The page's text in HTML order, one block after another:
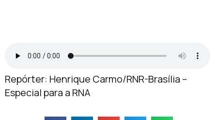
Repórter: Henrique Carmo/RNR-Brasília –
Especial para a RNA